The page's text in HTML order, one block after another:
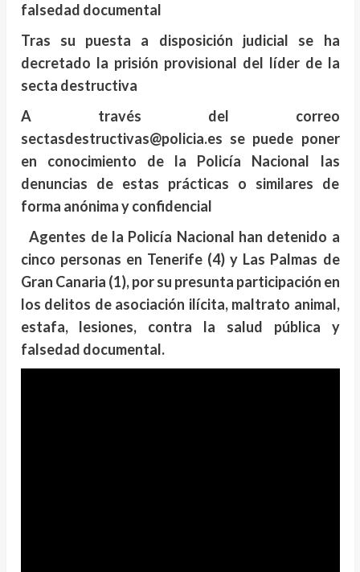
falsedad documental
Tras su puesta a disposición judicial se ha
decretado la prisión provisional del líder de la
secta destructiva
A través del correo
sectasdestructivas@policia.es se puede poner
en conocimiento de la Policía Nacional las
denuncias de estas prácticas o similares de
forma anónima y confidencial
Agentes de la Policía Nacional han detenido a
cinco personas en Tenerife (4) y Las Palmas de
Gran Canaria (1), por su presunta participación en
los delitos de asociación ilícita, maltrato animal,
estafa, lesiones, contra la salud pública y
falsedad documental.